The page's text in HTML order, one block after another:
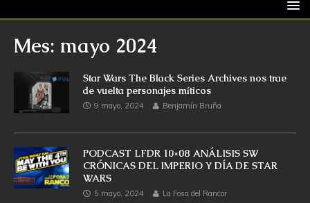
Mes: mayo 2024
Star Wars The Black Series Archives nos trae
de vuelta personajes míticos
9 mayo, 2024 Benjamín Bruña
PODCAST LFDR 10×08 ANÁLISIS SW
CRÓNICAS DEL IMPERIO Y DÍA DE STAR
WARS
5 mayo, 2024 La Fosa del Rancor